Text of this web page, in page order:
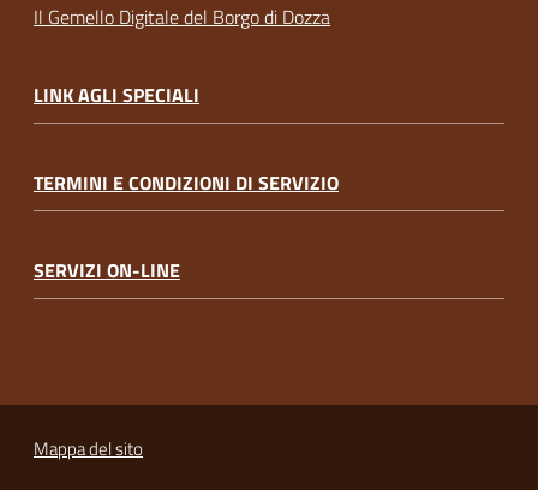
Il Gemello Digitale del Borgo di Dozza
LINK AGLI SPECIALI
TERMINI E CONDIZIONI DI SERVIZIO
SERVIZI ON-LINE
Mappa del sito